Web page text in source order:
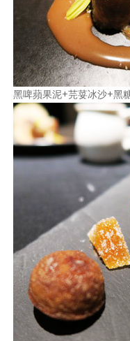
黑啤蘋果泥+芫荽冰沙+黑